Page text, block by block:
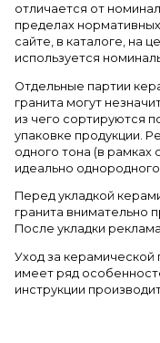
отличается от
пределах
сайте, в каталоге, на
используется
Отдельные партии
гранита могут
из чего сортируются
упаковке продукции.
одного тона (в рамках
идеально
Перед укладкой
гранита внимательно
После укладки
Уход за керамической
имеет ряд
инструкции